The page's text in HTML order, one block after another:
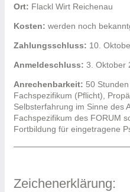
Ort: Flackl Wirt Reichenau
Kosten: werden noch
Zahlungsschluss: 10.
Anmeldeschluss: 3. Oktober
Anrechenbarkeit: 50
Fachspezifikum (Pflicht),
Selbsterfahrung im Sinne des
Fachspezifikum des FORUM
Fortbildung für eingetragene
Zeichenerklärung: